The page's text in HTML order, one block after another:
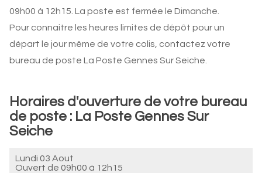
09h00 à 12h15. La poste est fermée le Dimanche.
Pour connaitre les heures limites de dépôt pour un
départ le jour même de votre colis, contactez votre
bureau de poste La Poste Gennes Sur Seiche.
Horaires d'ouverture de votre bureau
de poste : La Poste Gennes Sur
Seiche
Lundi 03 Aout
Ouvert de 09h00 à 12h15